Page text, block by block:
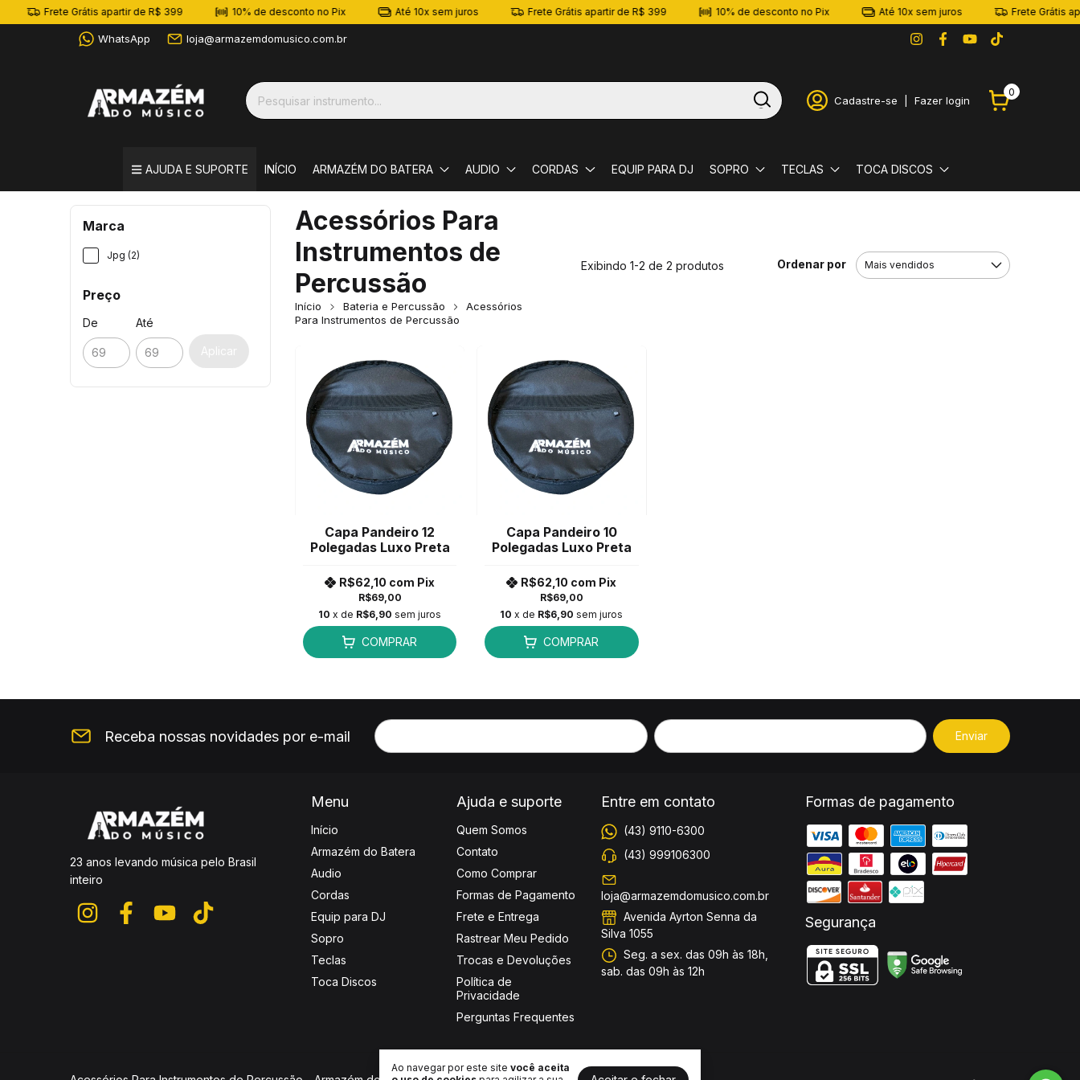
Frete Grátis apartir de R$ 399 10% de desconto no Pix Até 10x sem juros Frete Grátis apartir de R$ 399 10% de desconto no Pix Até 10x sem juros Frete Grátis
WhatsApp loja@armazemdomusico.com.br
Cadastre-se Fazer login
0
AJUDA E SUPORTE INÍCIO ARMAZÉM DO BATERA AUDIO CORDAS EQUIP PARA DJ SOPRO TECLAS TOCA DISCOS
Ao navegar por este site você aceita
Marca
Jpg (2)
Preço
De Até
Aplicar
Acessórios Para
Instrumentos de
Percussão
Início Bateria e Percussão
Acessórios
Para Instrumentos de Percussão
Exibindo 1-2 de 2 produtos Ordenar por
Capa Pandeiro 12
Polegadas Luxo Preta
R$69,00
R$62,10 com Pix
10 x de R$6,90 sem juros
COMPRAR
Capa Pandeiro 10
Polegadas Luxo Preta
R$69,00
R$62,10 com Pix
10 x de R$6,90 sem juros
COMPRAR
Receba nossas novidades por e-mail
23 anos levando música pelo Brasil
inteiro
Menu
Início
Armazém do Batera
Audio
Cordas
Equip para DJ
Sopro
Teclas
Toca Discos
Ajuda e suporte
Quem Somos
Contato
Como Comprar
Formas de Pagamento
Frete e Entrega
Rastrear Meu Pedido
Trocas e Devoluções
Política de
Privacidade
Perguntas Frequentes
Entre em contato
(43) 9110-6300
(43) 999106300
loja@armazemdomusico.com.br
Avenida Ayrton Senna da
Silva 1055
Seg. a sex. das 09h às 18h,
sab. das 09h às 12h
Formas de pagamento
Segurança